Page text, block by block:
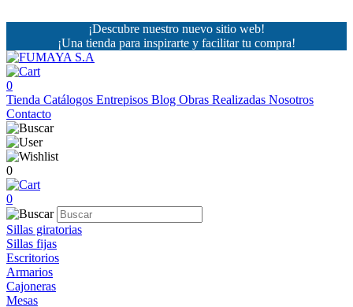
¡Descubre nuestro nuevo sitio web!
¡Una tienda para inspirarte y facilitar tu compra!
0
Tienda Catálogos Entrepisos Blog Obras Realizadas Nosotros
Contacto
0
0
Sillas giratorias
Sillas fijas
Escritorios
Armarios
Cajoneras
Mesas